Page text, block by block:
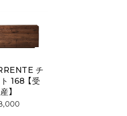
チ
168 【受
】